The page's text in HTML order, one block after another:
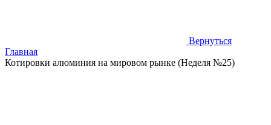
Вернуться
Главная
Котировки алюминия на мировом рынке (Неделя №25)